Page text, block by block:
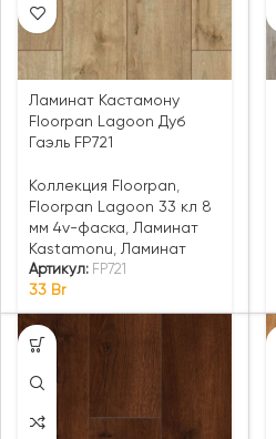
Ламинат Кастамону
Floorpan Lagoon Дуб
Гаэль FP721
Коллекция Floorpan,
Floorpan Lagoon 33 кл 8
мм 4v-фаска, Ламинат
Kastamonu, Ламинат
Артикул: FP721
33 Br